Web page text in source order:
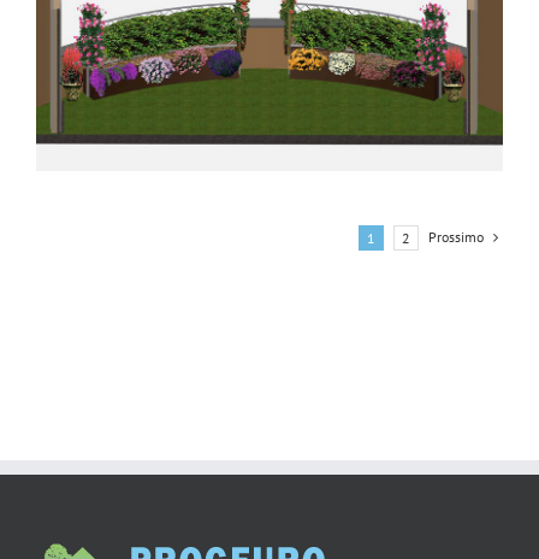
1 2 Prossimo